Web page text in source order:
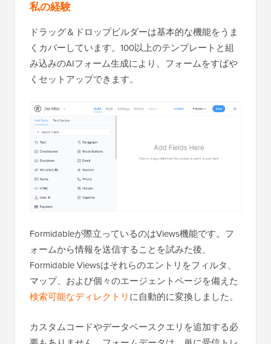
私の経験
ドラッグ＆ドロップビルダーは基本的な機能をうま
くカバーしています。100以上のテンプレートと組
み込みのAIフォーム生成により、フォームをすばや
くセットアップできます。
Formidableが際立っているのはViews機能です。フ
ォームから情報を送信することを試みた後、
Formidable Viewsはそれらのエントリをフィルタ、
マップ、および個々のエージェントページを備えた
検索可能なディレクトリ に自動的に変換しました。
カスタムコードやデータベースクエリを追加する必